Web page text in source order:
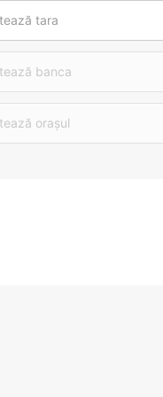
tara
banca
orașul